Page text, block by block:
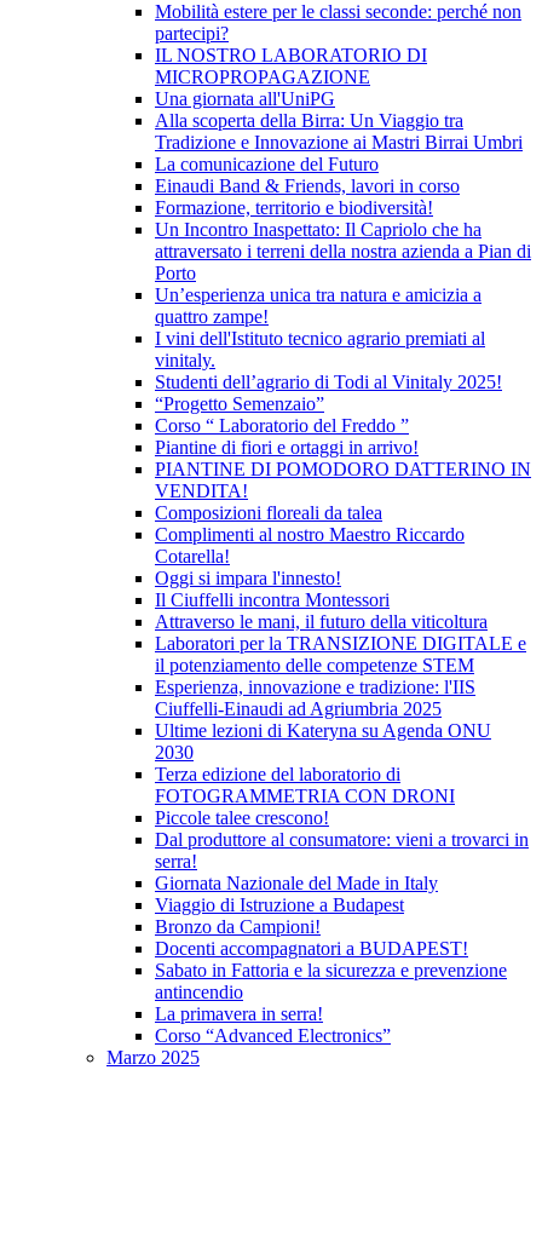
Mobilità estere per le classi seconde: perché non
partecipi?
IL NOSTRO LABORATORIO DI
MICROPROPAGAZIONE
Una giornata all'UniPG
Alla scoperta della Birra: Un Viaggio tra
Tradizione e Innovazione ai Mastri Birrai Umbri
La comunicazione del Futuro
Einaudi Band & Friends, lavori in corso
Formazione, territorio e biodiversità!
Un Incontro Inaspettato: Il Capriolo che ha
attraversato i terreni della nostra azienda a Pian di
Porto
Un’esperienza unica tra natura e amicizia a
quattro zampe!
I vini dell'Istituto tecnico agrario premiati al
vinitaly.
Studenti dell’agrario di Todi al Vinitaly 2025!
“Progetto Semenzaio”
Corso “ Laboratorio del Freddo ”
Piantine di fiori e ortaggi in arrivo!
PIANTINE DI POMODORO DATTERINO IN
VENDITA!
Composizioni floreali da talea
Complimenti al nostro Maestro Riccardo
Cotarella!
Oggi si impara l'innesto!
Il Ciuffelli incontra Montessori
Attraverso le mani, il futuro della viticoltura
Laboratori per la TRANSIZIONE DIGITALE e
il potenziamento delle competenze STEM
Esperienza, innovazione e tradizione: l'IIS
Ciuffelli-Einaudi ad Agriumbria 2025
Ultime lezioni di Kateryna su Agenda ONU
2030
Terza edizione del laboratorio di
FOTOGRAMMETRIA CON DRONI
Piccole talee crescono!
Dal produttore al consumatore: vieni a trovarci in
serra!
Giornata Nazionale del Made in Italy
Viaggio di Istruzione a Budapest
Bronzo da Campioni!
Docenti accompagnatori a BUDAPEST!
Sabato in Fattoria e la sicurezza e prevenzione
antincendio
La primavera in serra!
Corso “Advanced Electronics”
Marzo 2025